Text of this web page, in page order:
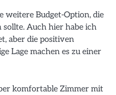
weitere Budget-Option, die
Auch hier habe ich
aber die positiven
Lage machen es zu einer
komfortable Zimmer mit